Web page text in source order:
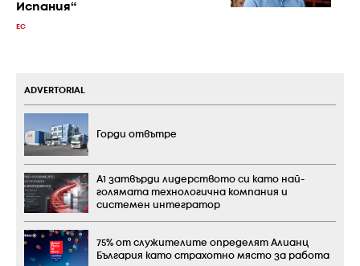
Испания“
ЕС
ADVERTORIAL
Горди отвътре
А1 затвърди лидерството си като най-
голямата технологична компания и
системен интегратор
75% от служителите определят Алианц
България като страхотно място за работа